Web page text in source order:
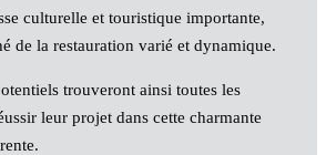
culturelle et touristique importante,
de la restauration varié et dynamique.
trouveront ainsi toutes les
leur projet dans cette charmante